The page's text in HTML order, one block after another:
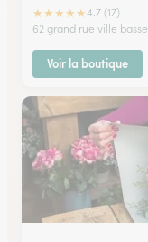
★★★★★4.7 (17)
62 grand rue ville basse
Voir la boutique